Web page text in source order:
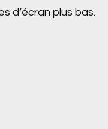
d’écran plus bas.